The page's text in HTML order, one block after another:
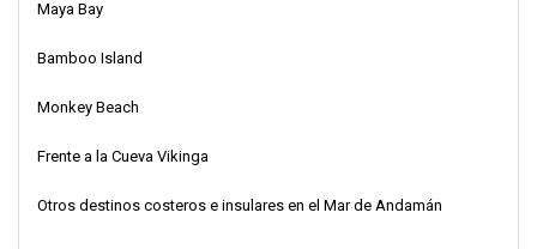
Maya Bay
Bamboo Island
Monkey Beach
Frente a la Cueva Vikinga
Otros destinos costeros e insulares en el Mar de Andamán